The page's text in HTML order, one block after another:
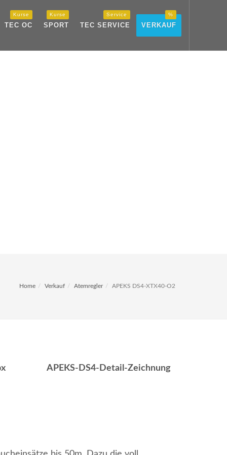
TEC OC
Kurse
SPORT
Kurse
TEC SERVICE
Service
VERKAUF
%
Home Verkauf Atemregler APEKS DS4-XTX40-O2
APEKS-DS4-Detail-Zeichnung